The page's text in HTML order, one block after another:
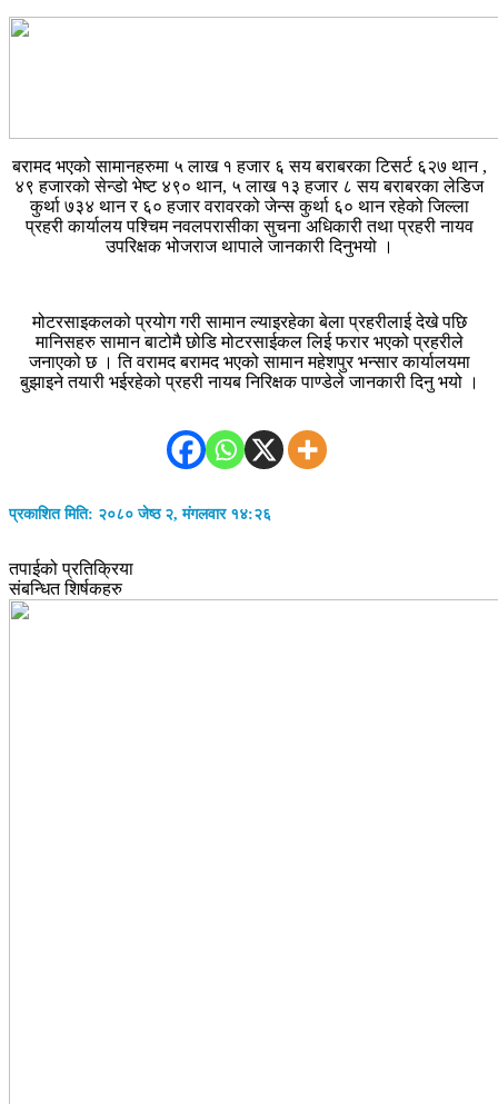
बरामद भएको सामानहरुमा ५ लाख १ हजार ६ सय बराबरका टिसर्ट ६२७ थान ,
४९ हजारको सेन्डो भेष्ट ४९० थान, ५ लाख १३ हजार ८ सय बराबरका लेडिज
कुर्था ७३४ थान र ६० हजार वरावरको जेन्स कुर्था ६० थान रहेको जिल्ला
प्रहरी कार्यालय पश्चिम नवलपरासीका सुचना अधिकारी तथा प्रहरी नायव
उपरिक्षक भोजराज थापाले जानकारी दिनुभयो ।
मोटरसाइकलको प्रयोग गरी सामान ल्याइरहेका बेला प्रहरीलाई देखे पछि
मानिसहरु सामान बाटोमै छोडि मोटरसाईकल लिई फरार भएको प्रहरीले
जनाएको छ । ति वरामद बरामद भएको सामान महेशपुर भन्सार कार्यालयमा
बुझाइने तयारी भईरहेको प्रहरी नायब निरिक्षक पाण्डेले जानकारी दिनु भयो ।
प्रकाशित मिति: २०८० जेष्ठ २, मंगलवार १४:२६
तपाईको प्रतिक्रिया
संबन्धित शिर्षकहरु